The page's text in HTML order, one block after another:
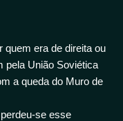
quem era de direita ou
pela União Soviética
a queda do Muro de
se esse